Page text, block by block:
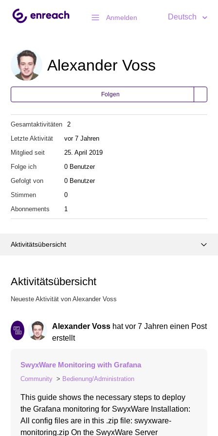
Anmelden Deutsch
Alexander Voss
Folgen
Gesamtaktivitäten
2
Letzte Aktivität
vor 7 Jahren
Mitglied seit
25. April 2019
Folge ich
0 Benutzer
Gefolgt von
0 Benutzer
Stimmen
0
Abonnements
1
Aktivitätsübersicht
Aktivitätsübersicht
Neueste Aktivität von Alexander Voss
Alexander Voss hatvor 7 Jahren einen Post
erstellt
SwyxWare Monitoring with Grafana
Community Bedienung/Administration
This guide shows the necessary steps to deploy
the Grafana monitoring for SwyxWare Installation:
All config files are in this .zip file: swyxware-
monitoring.zip On the SwyxWare Server